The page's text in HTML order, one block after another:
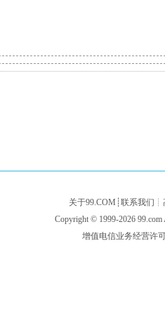
关于99.COM ┊ 联系我们 ┊
Copyright © 1999-2026 99.com
增值电信业务经营许